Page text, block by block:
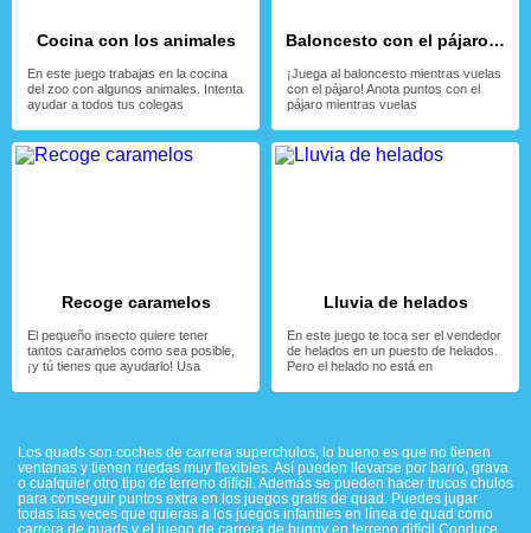
Cocina con los animales
En este juego trabajas en la cocina
del zoo con algunos animales. Intenta
ayudar a todos tus colegas
Baloncesto con el pájaro volador
¡Juega al baloncesto mientras vuelas
con el pájaro! Anota puntos con el
pájaro mientras vuelas
Recoge caramelos
El pequeño insecto quiere tener
tantos caramelos como sea posible,
¡y tú tienes que ayudarlo! Usa
Lluvia de helados
En este juego te toca ser el vendedor
de helados en un puesto de helados.
Pero el helado no está en
Los quads son coches de carrera superchulos, lo bueno es que no tienen
ventanas y tienen ruedas muy flexibles. Así pueden llevarse por barro, grava
o cualquier otro tipo de terreno difícil. Además se pueden hacer trucos chulos
para conseguir puntos extra en los juegos gratis de quad. Puedes jugar
todas las veces que quieras a los juegos infantiles en línea de quad como
carrera de quads y el juego de carrera de buggy en terreno difícil Conduce